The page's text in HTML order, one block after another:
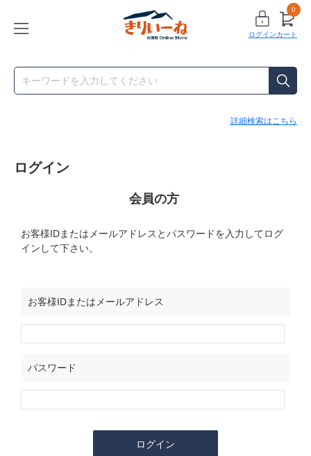
ログイン
0
カート
詳細検索はこちら
ログイン
会員の方
お客様IDまたはメールアドレス とパスワードを入力してログ
インして下さい。
お客様IDまたはメールアドレス
パスワード